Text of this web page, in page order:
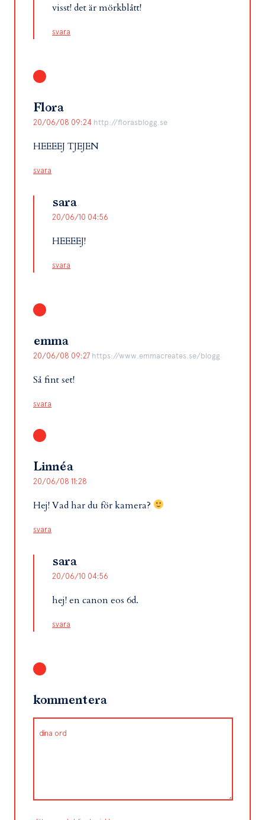
visst! det är mörkblått!
svara
Flora
20/06/08 09:24 http://florasblogg.se
HEEEEJ TJEJEN
svara
sara
20/06/10 04:56
HEEEEJ!
svara
emma
20/06/08 09:27 https://www.emmacreates.se/blogg
Så fint set!
svara
Linnéa
20/06/08 11:28
Hej! Vad har du för kamera?
svara
sara
20/06/10 04:56
hej! en canon eos 6d.
svara
kommentera